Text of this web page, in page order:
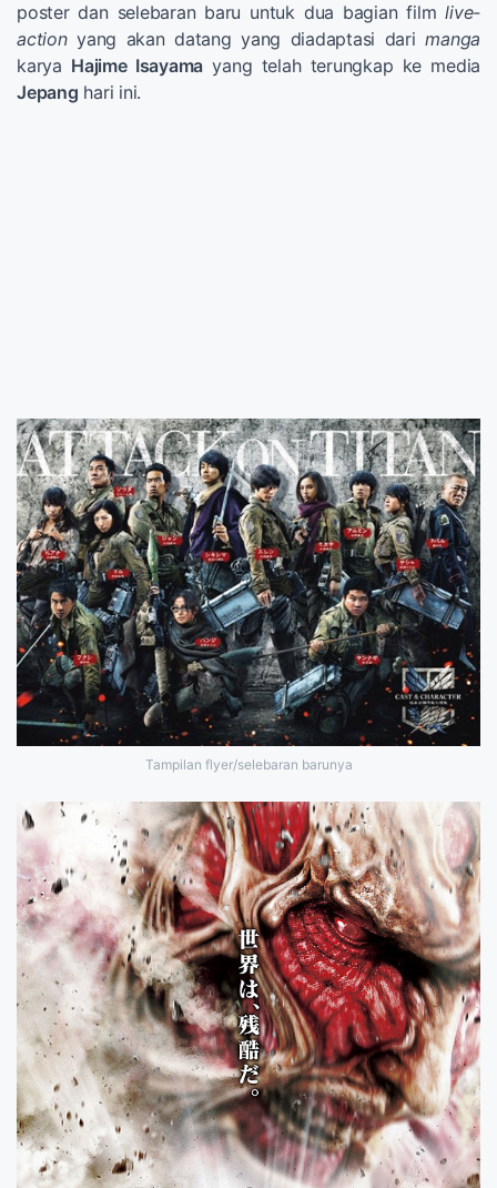
poster dan selebaran baru untuk dua bagian filmlive-
actionyang akan datang yang diadaptasi darimanga
karya Hajime Isayama yang telah terungkap ke media
Jepang hari ini.
Tampilan flyer/selebaran barunya